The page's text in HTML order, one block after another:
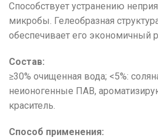
Способствует устранению
микробы. Гелеобразная
обеспечивает его экономичный
Состав:
≥30% очищенная вода; <5%:
неионогенные ПАВ,
краситель.
Способ применения: